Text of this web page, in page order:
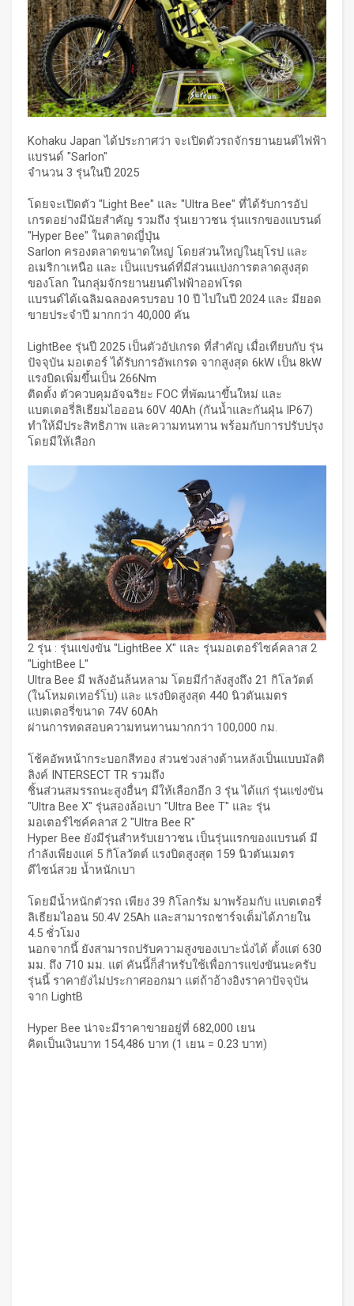
Kohaku Japan ได้ประกาศว่า จะเปิดตัวรถจักรยานยนต์ไฟฟ้า
แบรนด์ "Sarlon"
จำนวน 3 รุ่นในปี 2025
โดยจะเปิดตัว "Light Bee" และ "Ultra Bee" ที่ได้รับการอัป
เกรดอย่างมีนัยสำคัญ รวมถึง รุ่นเยาวชน รุ่นแรกของแบรนด์
"Hyper Bee" ในตลาดญี่ปุ่น
Sarlon ครองตลาดขนาดใหญ่ โดยส่วนใหญ่ในยุโรป และ
อเมริกาเหนือ และ เป็นแบรนด์ที่มีส่วนแบ่งการตลาดสูงสุด
ของโลก ในกลุ่มจักรยานยนต์ไฟฟ้าออฟโรด
แบรนด์ได้เฉลิมฉลองครบรอบ 10 ปี ไปในปี 2024 และ มียอด
ขายประจำปี มากกว่า 40,000 คัน
LightBee รุ่นปี 2025 เป็นตัวอัปเกรด ที่สำคัญ เมื่อเทียบกับ รุ่น
ปัจจุบัน มอเตอร์ ได้รับการอัพเกรด จากสูงสุด 6kW เป็น 8kW
แรงบิดเพิ่มขึ้นเป็น 266Nm
ติดตั้ง ตัวควบคุมอัจฉริยะ FOC ที่พัฒนาขึ้นใหม่ และ
แบตเตอรี่ลิเธียมไอออน 60V 40Ah (กันน้ำและกันฝุ่น IP67)
ทำให้มีประสิทธิภาพ และความทนทาน พร้อมกับการปรับปรุง
โดยมีให้เลือก
2 รุ่น : รุ่นแข่งขัน "LightBee X" และ รุ่นมอเตอร์ไซค์คลาส 2
"LightBee L"
Ultra Bee มี พลังอันล้นหลาม โดยมีกำลังสูงถึง 21 กิโลวัตต์
(ในโหมดเทอร์โบ) และ แรงบิดสูงสุด 440 นิวตันเมตร
แบตเตอรี่ขนาด 74V 60Ah
ผ่านการทดสอบความทนทานมากกว่า 100,000 กม.
โช้คอัพหน้ากระบอกสีทอง ส่วนช่วงล่างด้านหลังเป็นแบบมัลติ
ลิงค์ INTERSECT TR รวมถึง
ชิ้นส่วนสมรรถนะสูงอื่นๆ มีให้เลือกอีก 3 รุ่น ได้แก่ รุ่นแข่งขัน
"Ultra Bee X" รุ่นสองล้อเบา "Ultra Bee T" และ รุ่น
มอเตอร์ไซค์คลาส 2 "Ultra Bee R"
Hyper Bee ยังมีรุ่นสำหรับเยาวชน เป็นรุ่นแรกของแบรนด์ มี
กำลังเพียงแค่ 5 กิโลวัตต์ แรงบิดสูงสุด 159 นิวตันเมตร
ดีไซน์สวย น้ำหนักเบา
โดยมีน้ำหนักตัวรถ เพียง 39 กิโลกรัม มาพร้อมกับ แบตเตอรี่
ลิเธียมไออน 50.4V 25Ah และสามารถชาร์จเต็มได้ภายใน
4.5 ชั่วโมง
นอกจากนี้ ยังสามารถปรับความสูงของเบาะนั่งได้ ตั้งแต่ 630
มม. ถึง 710 มม. แต่ คันนี้ก็สำหรับใช้เพื่อการแข่งขันนะครับ
รุ่นนี้ ราคายังไม่ประกาศออกมา แต่ถ้าอ้างอิงราคาปัจจุบัน
จาก LightB
Hyper Bee น่าจะมีราคาขายอยู่ที่ 682,000 เยน
คิดเป็นเงินบาท 154,486 บาท (1 เยน = 0.23 บาท)